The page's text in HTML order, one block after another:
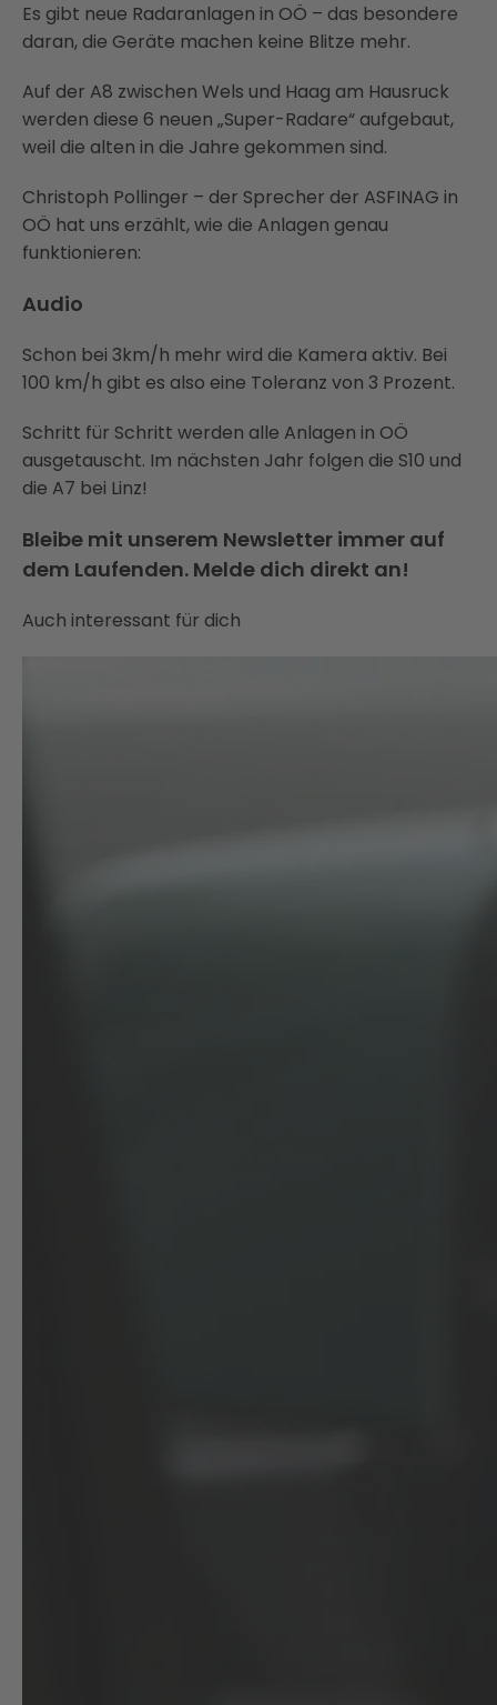
Es gibt neue Radaranlagen in OÖ – das besondere
daran, die Geräte machen keine Blitze mehr.
Auf der A8 zwischen Wels und Haag am Hausruck
werden diese 6 neuen „Super-Radare“ aufgebaut,
weil die alten in die Jahre gekommen sind.
Christoph Pollinger – der Sprecher der ASFINAG in
OÖ hat uns erzählt, wie die Anlagen genau
funktionieren:
Audio
Schon bei 3km/h mehr wird die Kamera aktiv. Bei
100 km/h gibt es also eine Toleranz von 3 Prozent.
Schritt für Schritt werden alle Anlagen in OÖ
ausgetauscht. Im nächsten Jahr folgen die S10 und
die A7 bei Linz!
Bleibe mit unserem Newsletter immer auf
dem Laufenden. Melde dich direkt an!
Auch interessant für dich